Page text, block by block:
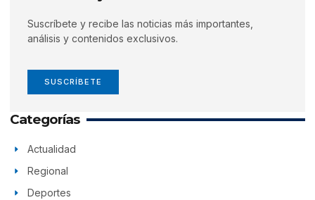
Suscríbete y recibe las noticias más importantes,
análisis y contenidos exclusivos.
SUSCRÍBETE
Categorías
Actualidad
Regional
Deportes